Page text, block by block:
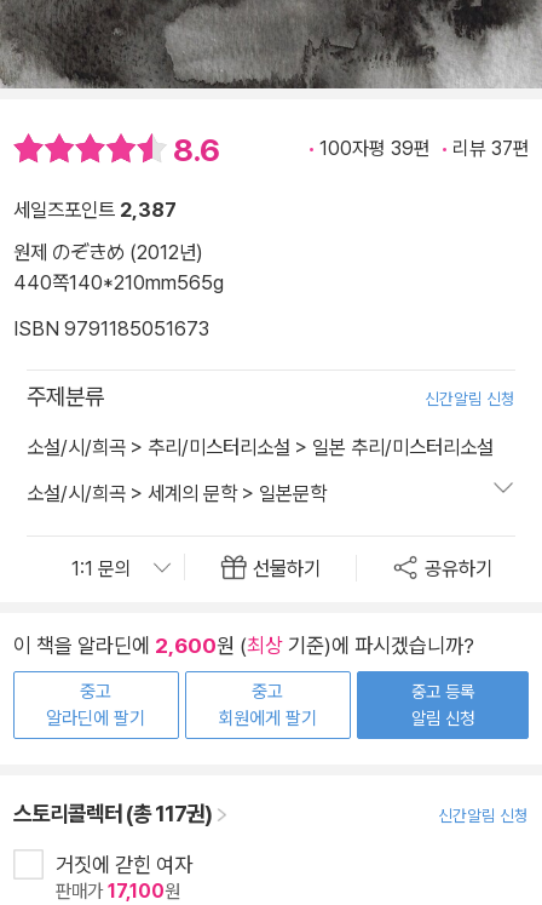
8.6 100자평 39편 리뷰 37편
세일즈포인트 2,387
원제 のぞきめ (2012년)
440쪽140*210mm565g
ISBN 9791185051673
주제분류 신간알림 신청
소설/시/희곡 > 추리/미스터리소설 > 일본 추리/미스터리소설
소설/시/희곡 > 세계의 문학> 일본문학
선물하기 공유하기
이 책을 알라딘에 2,600원 (최상 기준)에 파시겠습니까?
중고
알라딘에 팔기
중고
회원에게 팔기
중고 등록
알림 신청
스토리콜렉터 (총 117권) 신간알림 신청
거짓에 갇힌 여자
판매가17,100원